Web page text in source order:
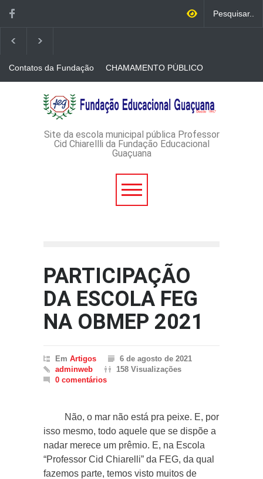
Contatos da Fundação
CHAMAMENTO PÚBLICO
CREDENCIAMENTO DE
IMPRESSOS
AVISO DE DISPENSA DE
LICITAÇÃO - DISPENSA DE
LICITAÇÃO Nº 53/2026-
ADMINISTRATIVO Nº
Site da escola municipal pública Professor
Cid Chiarellli da Fundação Educacional
Guaçuana
PARTICIPAÇÃO
DA ESCOLA FEG
NA OBMEP 2021
Em Artigos
6 de agosto de 2021
adminweb
158 Visualizações
0 comentários
Não, o mar não está pra peixe. E, por
isso mesmo, todo aquele que se dispõe a
nadar merece um prêmio. E, na Escola
“Professor Cid Chiarelli” da FEG, da qual
fazemos parte, temos visto muitos de